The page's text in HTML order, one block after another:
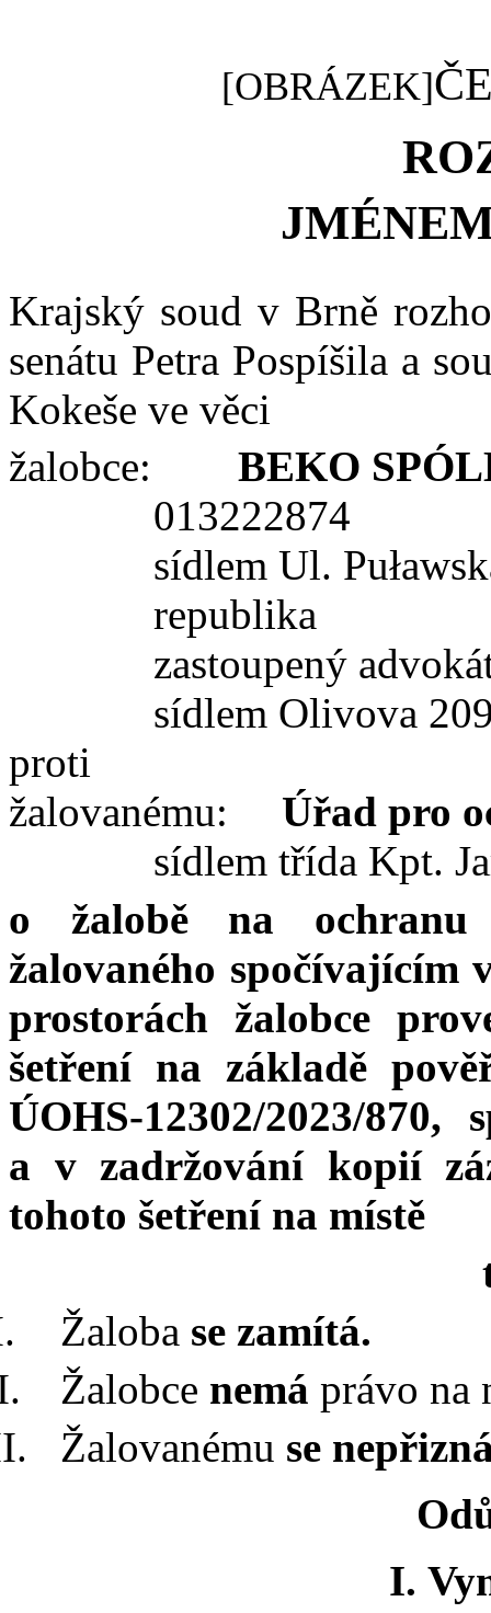
[OBRÁZEK]
Krajský soud v Brně
senátu Petra Pospíšila a
Kokeše ve věci
žalobce:
BEKO
013222874
sídlem Ul.
republika
zastoupený
sídlem Olivova
proti
žalovanému:
Úřad pro
sídlem třída Kpt.
o
žalobě na ochranu
žalovaného spočívajícím
prostorách žalobce
šetření na základě
ÚOHS-12302/2023/870,
a v zadržování kopií
tohoto šetření na místě
Žaloba se zamítá.
Žalobce nemá právo na
Žalovanému se
I.